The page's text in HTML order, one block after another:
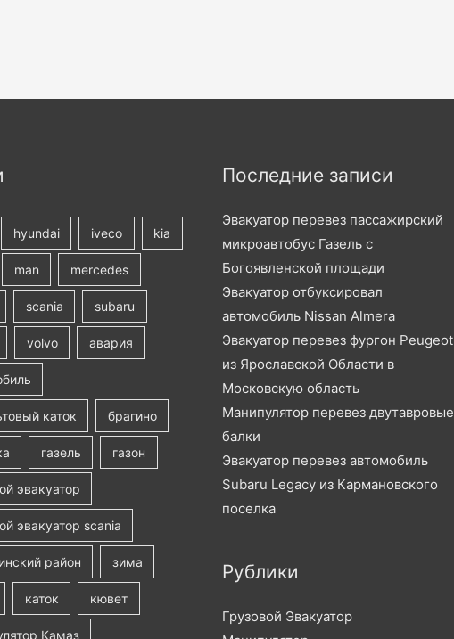
hyundai iveco kia
man mercedes
scania subaru
volvo авария
каток брагино
газель газон
эвакуатор
эвакуатор scania
район зима
каток кювет
Камаз
Последние записи
Эвакуатор перевез пассажирский
микроавтобус Газель с
Богоявленской площади
Эвакуатор отбуксировал
автомобиль Nissan Almera
Эвакуатор перевез фургон Peugeot
из Ярославской Области в
Московскую область
Манипулятор перевез двутавровые
балки
Эвакуатор перевез автомобиль
Subaru Legacy из Кармановского
поселка
Рублики
Грузовой Эвакуатор